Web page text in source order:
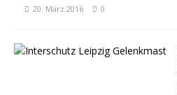
20. März 2016 0